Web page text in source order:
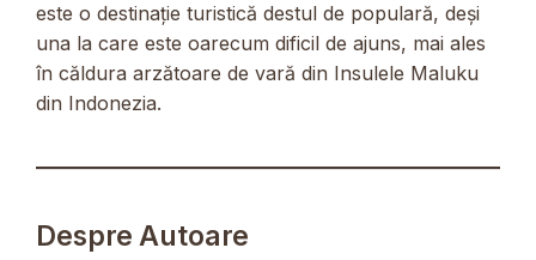
este o destinație turistică destul de populară, deși
una la care este oarecum dificil de ajuns, mai ales
în căldura arzătoare de vară din Insulele Maluku
din Indonezia.
Despre Autoare